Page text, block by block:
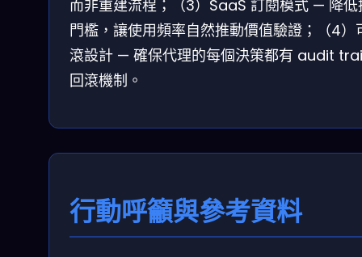
而非重建流程；（3）SaaS 訂閱模式 — 降低
門檻，讓使用頻率自然推動價值驗證；（4）
滾設計 — 確保代理的每個決策都有 audit
回滾機制。
行動呼籲與參考資料